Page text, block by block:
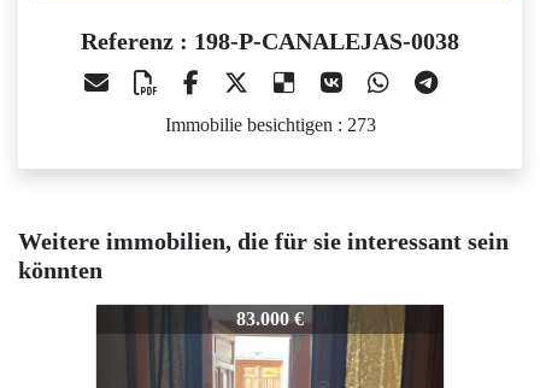
Referenz : 198-P-CANALEJAS-0038
Immobilie besichtigen : 273
Weitere immobilien, die für sie interessant sein
könnten
198-P-CANALEJAS-0038
83.000 €
198-P-CANALEJAS-0038
63.000 €